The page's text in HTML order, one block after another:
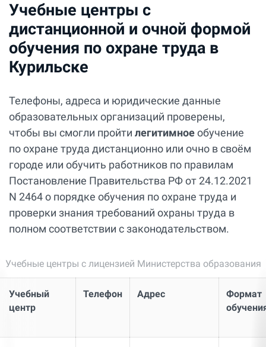
Учебные центры с
дистанционной и очной формой
обучения по охране труда в
Курильске
Телефоны, адреса и юридические данные
образовательных организаций проверены,
чтобы вы смогли пройти легитимноеобучение
по охране труда дистанционно или очно в своём
городе или обучить работников по правилам
Постановление Правительства РФ от 24.12.2021
N 2464 о порядке обучения по охране труда и
проверки знания требований охраны труда в
полном соответствии с законодательством.
Учебные центры с лицензией Министерства образования
Учебный
центр
Телефон Адрес
Формат